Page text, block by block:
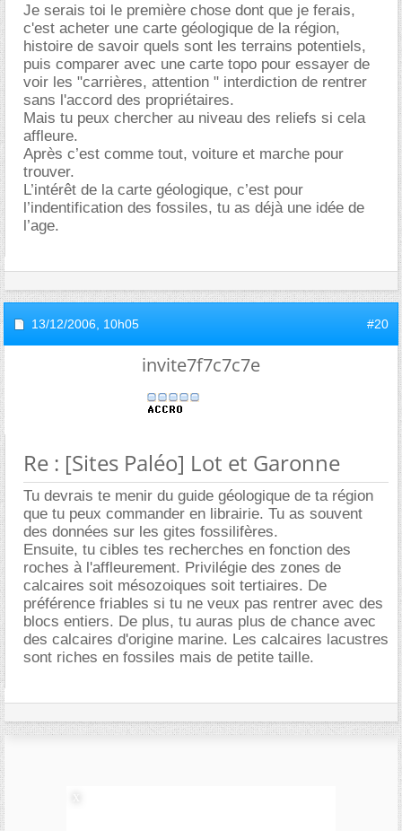
Je serais toi le première chose dont que je ferais,
c'est acheter une carte géologique de la région,
histoire de savoir quels sont les terrains potentiels,
puis comparer avec une carte topo pour essayer de
voir les "carrières, attention " interdiction de rentrer
sans l'accord des propriétaires.
Mais tu peux chercher au niveau des reliefs si cela
affleure.
Après c’est comme tout, voiture et marche pour
trouver.
L’intérêt de la carte géologique, c’est pour
l’indentification des fossiles, tu as déjà une idée de
l’age.
13/12/2006, 10h05 #20
invite7f7c7c7e
Re : [Sites Paléo] Lot et Garonne
Tu devrais te menir du guide géologique de ta région
que tu peux commander en librairie. Tu as souvent
des données sur les gites fossilifères.
Ensuite, tu cibles tes recherches en fonction des
roches à l'affleurement. Privilégie des zones de
calcaires soit mésozoiques soit tertiaires. De
préférence friables si tu ne veux pas rentrer avec des
blocs entiers. De plus, tu auras plus de chance avec
des calcaires d'origine marine. Les calcaires lacustres
sont riches en fossiles mais de petite taille.